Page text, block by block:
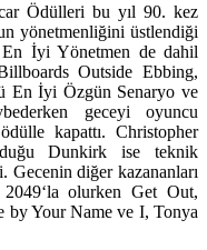
Ödülleri bu yıl 90. kez
yönetmenliğini üstlendiği
İyi Yönetmen de dahil
Outside Ebbing,
En İyi Özgün Senaryo ve
geceyi oyuncu
kapattı. Christopher
Dunkirk ise teknik
Gecenin diğer kazananları
‘la olurkenGet Out,
by Your Name ve I, Tonya